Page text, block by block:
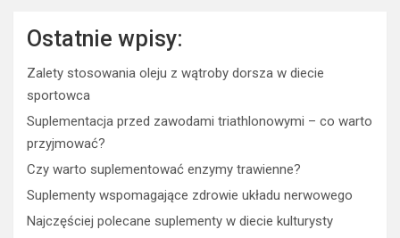
Ostatnie wpisy:
Zalety stosowania oleju z wątroby dorsza w diecie
sportowca
Suplementacja przed zawodami triathlonowymi – co warto
przyjmować?
Czy warto suplementować enzymy trawienne?
Suplementy wspomagające zdrowie układu nerwowego
Najczęściej polecane suplementy w diecie kulturysty